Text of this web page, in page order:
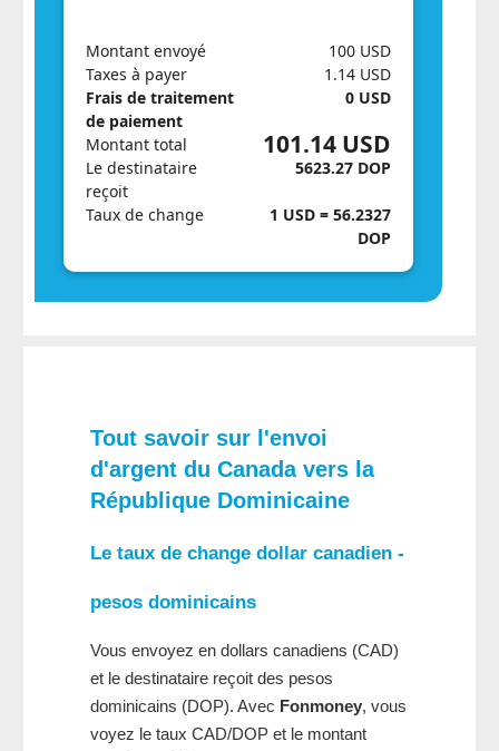
Montant envoyé
Taxes à payer
Frais de traitement
de paiement
100 USD
1.14 USD
0 USD
Montant total
Le destinataire
reçoit
101.14 USD
5623.27 DOP
Taux de change
1 USD = 56.2327
DOP
Tout savoir sur l'envoi
d'argent du Canada vers la
République Dominicaine
Le taux de change dollar canadien -
pesos dominicains
Vous envoyez en dollars canadiens (CAD)
et le destinataire reçoit des pesos
dominicains (DOP). Avec Fonmoney, vous
voyez le taux CAD/DOP et le montant